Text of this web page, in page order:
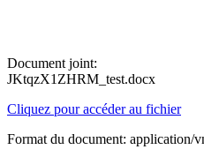
Document joint:
JKtqzX1ZHRM_test.docx
Cliquez pour accéder au fichier
Format du document: application/